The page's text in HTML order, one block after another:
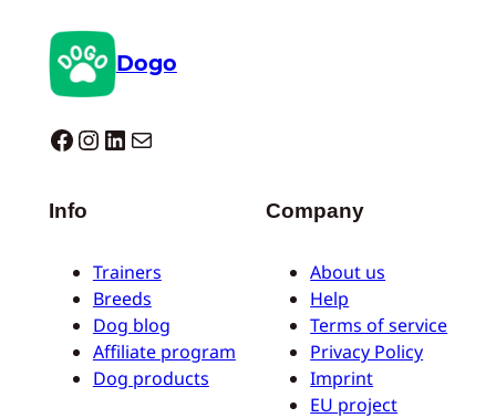
Dogo
Dogo facebook InstagramLinkedIn E-Mail
Info
Trainers
Breeds
Dog blog
Affiliate program
Dog products
Company
About us
Help
Terms of service
Privacy Policy
Imprint
EU project